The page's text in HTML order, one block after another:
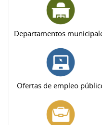
Departamentos
Ofertas de empleo